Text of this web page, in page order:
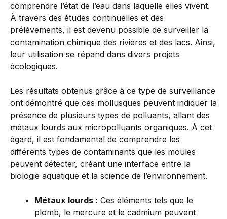
comprendre l’état de l’eau dans laquelle elles vivent.
À travers des études continuelles et des
prélèvements, il est devenu possible de surveiller la
contamination chimique des rivières et des lacs. Ainsi,
leur utilisation se répand dans divers projets
écologiques.
Les résultats obtenus grâce à ce type de surveillance
ont démontré que ces mollusques peuvent indiquer la
présence de plusieurs types de polluants, allant des
métaux lourds aux micropolluants organiques. À cet
égard, il est fondamental de comprendre les
différents types de contaminants que les moules
peuvent détecter, créant une interface entre la
biologie aquatique et la science de l’environnement.
Métaux lourds : Ces éléments tels que le
plomb, le mercure et le cadmium peuvent